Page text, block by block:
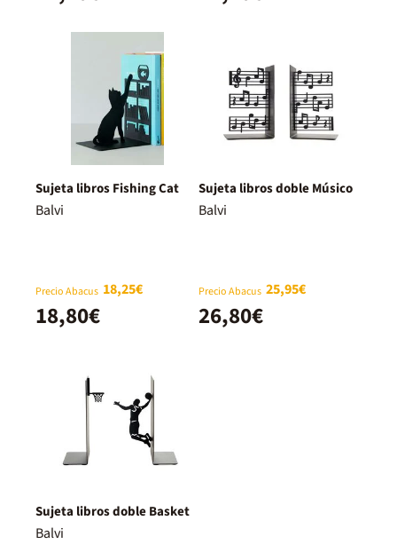
Sujeta libros Fishing Cat
Balvi
Precio Abacus 18,25€
18,80€
Sujeta libros doble Músico
Balvi
Precio Abacus 25,95€
26,80€
Sujeta libros doble Basket
Balvi